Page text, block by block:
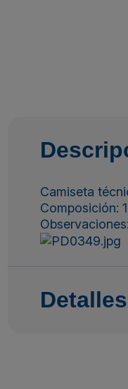
Camiseta
Composición: